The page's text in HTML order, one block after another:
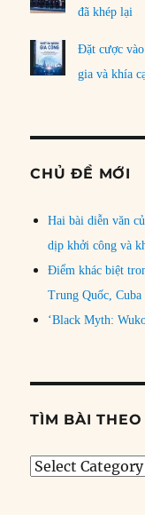
đã khép lại
Đặt cược
gia và khía
CHỦ ĐỀ MỚI
Hai bài diễn văn
dịp khởi công và
Điểm khác biệt
Trung Quốc, Cuba
‘Black Myth:
TÌM BÀI
Tìm